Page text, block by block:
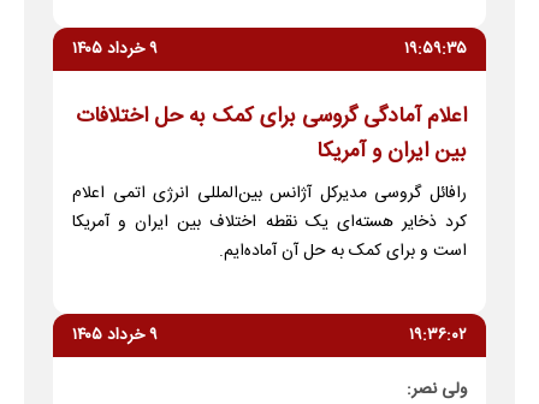
۱۹:۵۹:۳۵ ۹ خرداد ۱۴۰۵
اعلام آمادگی گروسی برای کمک به حل اختلافات
بین ایران و آمریکا
رافائل گروسی مدیرکل آژانس بین‌المللی انرژی اتمی اعلام
کرد ذخایر هسته‌ای یک نقطه اختلاف بین ایران و آمریکا
است و برای کمک به حل آن آماده‌ایم.
۱۹:۳۶:۰۲ ۹ خرداد ۱۴۰۵
ولی نصر: